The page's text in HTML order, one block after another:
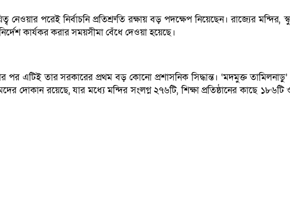
পরেই নির্বাচনি প্রতিশ্রুতি রক্ষায় বড় পদক্ষেপ নিয়েছেন। রাজ্যের মন্দির,
কার্যকর করার সময়সীমা বেঁধে দেওয়া হয়েছে।
পর এটিই তার সরকারের প্রথম বড় কোনো প্রশাসনিক সিদ্ধান্ত। ‘মদমুক্ত
দোকান রয়েছে, যার মধ্যে মন্দির সংলগ্ন ২৭৬টি, শিক্ষা প্রতিষ্ঠানের কাছে